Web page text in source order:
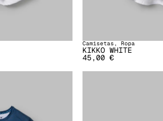
Camisetas,Ropa
KIKKO WHITE
45,00 €